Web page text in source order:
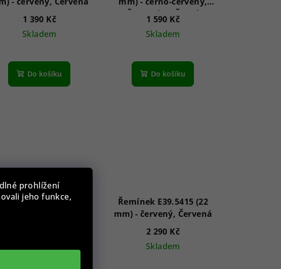
prohlížení
jeho funkce,
1 390 Kč
Skladem
Do košíku
Červená || Černá
1 590 Kč
Skladem
Do košíku
E39.5379 (20
Řemínek E39.5415 (22
mm) - červený, Červená
2 290 Kč
Skladem